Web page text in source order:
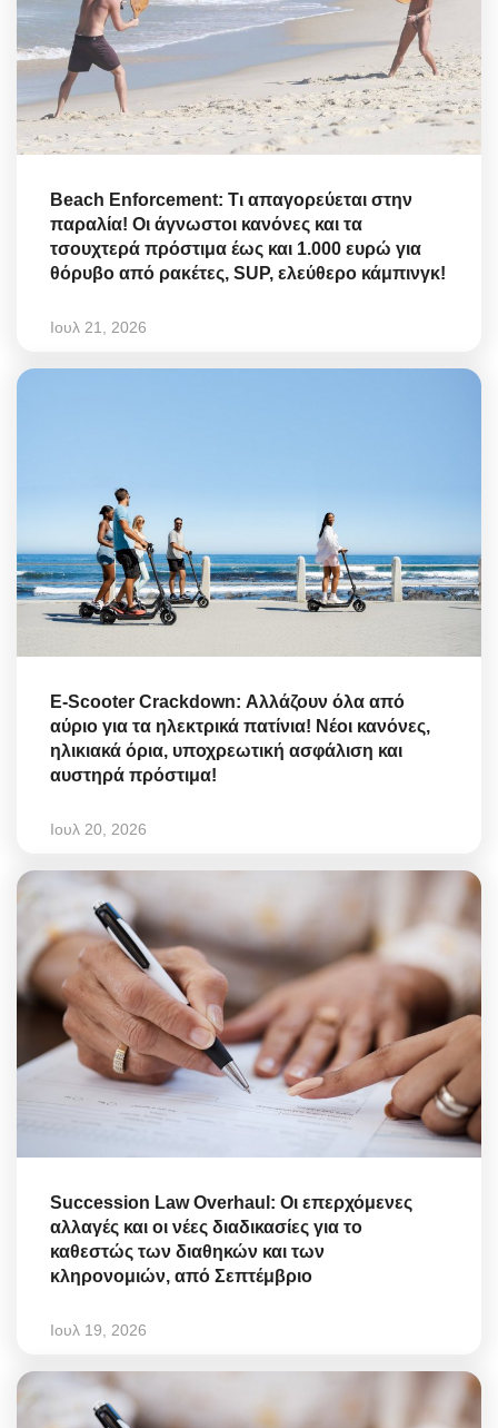
Beach Enforcement: Τι απαγορεύεται στην
παραλία! Οι άγνωστοι κανόνες και τα
τσουχτερά πρόστιμα έως και 1.000 ευρώ για
θόρυβο από ρακέτες, SUP, ελεύθερο κάμπινγκ!
Ιουλ 21, 2026
E-Scooter Crackdown: Αλλάζουν όλα από
αύριο για τα ηλεκτρικά πατίνια! Νέοι κανόνες,
ηλικιακά όρια, υποχρεωτική ασφάλιση και
αυστηρά πρόστιμα!
Ιουλ 20, 2026
Succession Law Overhaul: Οι επερχόμενες
αλλαγές και οι νέες διαδικασίες για το
καθεστώς των διαθηκών και των
κληρονομιών, από Σεπτέμβριο
Ιουλ 19, 2026